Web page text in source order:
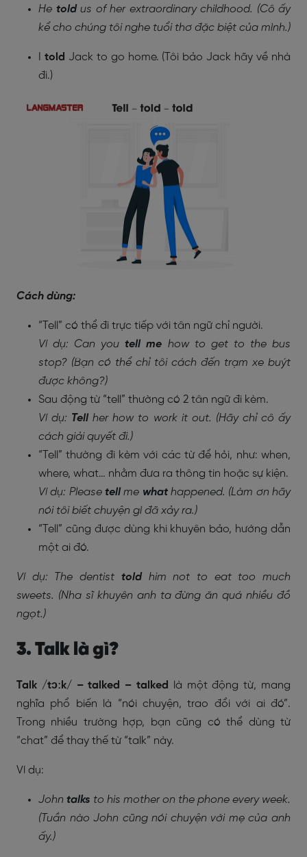
He told us of her extraordinary childhood. (Cô ấy
kể cho chúng tôi nghe tuổi thơ đặc biệt của mình.)
told Jack to go home. (Tôi bảo Jack hãy về nhà
đi.)
Cách dùng:
“Tell” có thể đi trực tiếp với tân ngữ chỉ người.
Ví dụ: Can youtell me how to get to the bus
stop? (Bạn có thể chỉ tôi cách đến trạm xe buýt
được không?)
Sau động từ “tell” thường có 2 tân ngữ đi kèm.
Ví dụ: Tell her how to work it out. (Hãy chỉ cô ấy
cách giải quyết đi.)
“Tell” thường đi kèm với các từ để hỏi, như: when,
where, what… nhằm đưa ra thông tin hoặc sự kiện.
Ví dụ: Please tell me whathappened. (Làm ơn hãy
nói tôi biết chuyện gì đã xảy ra.)
“Tell” cũng được dùng khi khuyên bảo, hướng dẫn
một ai đó.
Ví dụ: The dentist told him not to eat too much
sweets. (Nha sĩ khuyên anh ta đừng ăn quá nhiều đồ
ngọt.)
3. Talk là gì?
Talk /tɔːk/ – talked – talked là một động từ, mang
nghĩa phổ biến là “nói chuyện, trao đổi với ai đó”.
Trong nhiều trường hợp, bạn cũng có thể dùng từ
“chat” để thay thế từ “talk” này.
Ví dụ:
John talks to his mother on the phone every week.
(Tuần nào John cũng nói chuyện với mẹ của anh
ấy.)